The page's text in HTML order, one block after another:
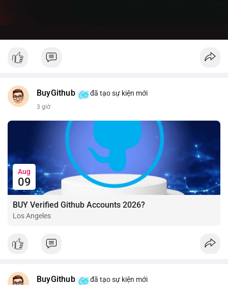
BuyGithub đã tạo sự kiện mới
3 giờ
Aug
09
BUY Verified Github Accounts 2026?
Los Angeles
BuyGithub đã tạo sự kiện mới